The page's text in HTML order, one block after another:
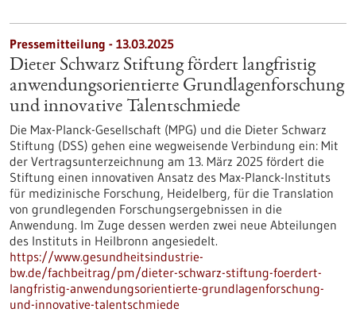
Pressemitteilung - 13.03.2025
Dieter Schwarz Stiftung fördert langfristig
anwendungsorientierte Grundlagenforschung
und innovative Talentschmiede
Die Max-Planck-Gesellschaft (MPG) und die Dieter Schwarz
Stiftung (DSS) gehen eine wegweisende Verbindung ein: Mit
der Vertragsunterzeichnung am 13. März 2025 fördert die
Stiftung einen innovativen Ansatz des Max-Planck-Instituts
für medizinische Forschung, Heidelberg, für die Translation
von grundlegenden Forschungsergebnissen in die
Anwendung. Im Zuge dessen werden zwei neue Abteilungen
des Instituts in Heilbronn angesiedelt.
https://www.gesundheitsindustrie-
bw.de/fachbeitrag/pm/dieter-schwarz-stiftung-foerdert-
langfristig-anwendungsorientierte-grundlagenforschung-
und-innovative-talentschmiede